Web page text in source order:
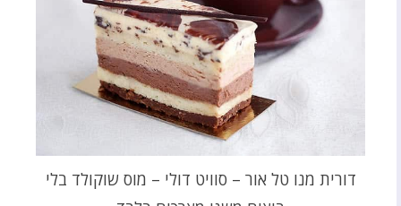
דורית מנו טל אור – סוויט דולי – מוס שוקולד בלי